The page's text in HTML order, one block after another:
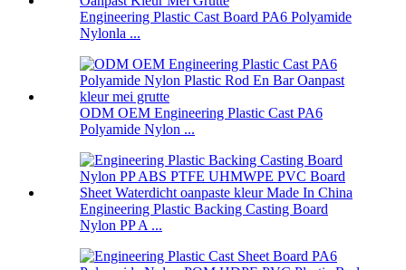
Engineering Plastic Cast Board PA6 Polyamide
Nylonla ...
ODM OEM Engineering Plastic Cast PA6
Polyamide Nylon ...
Engineering Plastic Backing Casting Board
Nylon PP A ...